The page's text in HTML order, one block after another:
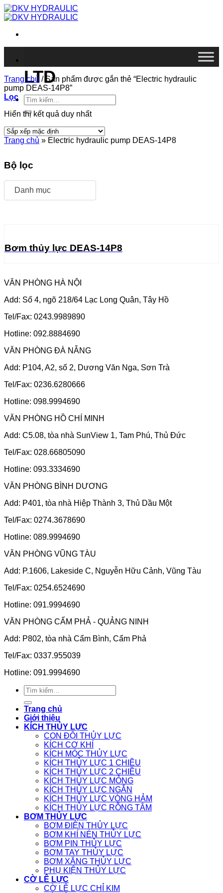
Chuyển
đến
dung
LTD
Tìm
kiếm:
Trang chủ /Sản phẩm được gắn thẻ “Electric hydraulic
pump DEAS-14P8”
Lọc
Hiển thị kết quả duy nhất
Trang chủ » Electric hydraulic pump DEAS-14P8
Bộ lọc
Danh mục
Bơm thủy lực DEAS-14P8
VĂN PHÒNG HÀ NỘI
Add: Số 4, ngõ 218/64 Lạc Long Quân, Tây Hồ
Tel/Fax: 0243.9989890
Hotline: 092.8884690
VĂN PHÒNG ĐÀ NẴNG
Add: P104, A2, số 2, Dương Văn Nga, Sơn Trà
Tel/Fax: 0236.6280666
Hotline: 098.9994690
VĂN PHÒNG HỒ CHÍ MINH
Add: C5.08, tòa nhà SunView 1, Tam Phú, Thủ Đức
Tel/Fax: 028.66805090
Hotline: 093.3334690
VĂN PHÒNG BÌNH DƯƠNG
Add: P401, tòa nhà Hiệp Thành 3, Thủ Dầu Một
Tel/Fax: 0274.3678690
Hotline: 089.9994690
VĂN PHÒNG VŨNG TÀU
Add: P.1606, Lakeside C, Nguyễn Hữu Cảnh, Vũng Tàu
Tel/Fax: 0254.6524690
Hotline: 091.9994690
VĂN PHÒNG CẨM PHẢ - QUẢNG NINH
Add: P802, tòa nhà Cẩm Bình, Cẩm Phả
Tel/Fax: 0337.955039
Hotline: 091.9994690
Tìm
kiếm:
Trang chủ
Giới thiệu
KÍCH THỦY LỰC
CON ĐỘI THỦY LỰC
KÍCH CƠ KHÍ
KÍCH MÓC THỦY LỰC
KÍCH THỦY LỰC 1 CHIỀU
KÍCH THỦY LỰC 2 CHIỀU
KÍCH THỦY LỰC MỎNG
KÍCH THỦY LỰC NGẮN
KÍCH THỦY LỰC VÒNG HẢM
KÍCH THỦY LỰC RỖNG TÂM
BƠM THỦY LỰC
BƠM ĐIỆN THỦY LỰC
BƠM KHÍ NÉN THỦY LỰC
BƠM PIN THỦY LỰC
BƠM TAY THỦY LỰC
BƠM XĂNG THỦY LỰC
PHỤ KIỆN THỦY LỰC
CỜ LÊ LỰC
CỜ LÊ LỰC CHỈ KIM